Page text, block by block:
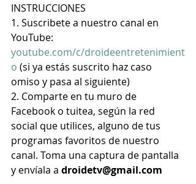
INSTRUCCIONES
1. Suscribete a nuestro canal en
YouTube:
youtube.com/c/droideentretenimient
o (si ya estás suscrito haz caso
omiso y pasa al siguiente)
2. Comparte en tu muro de
Facebook o tuitea, según la red
social que utilices, alguno de tus
programas favoritos de nuestro
canal. Toma una captura de pantalla
y envíala a droidetv@gmail.com